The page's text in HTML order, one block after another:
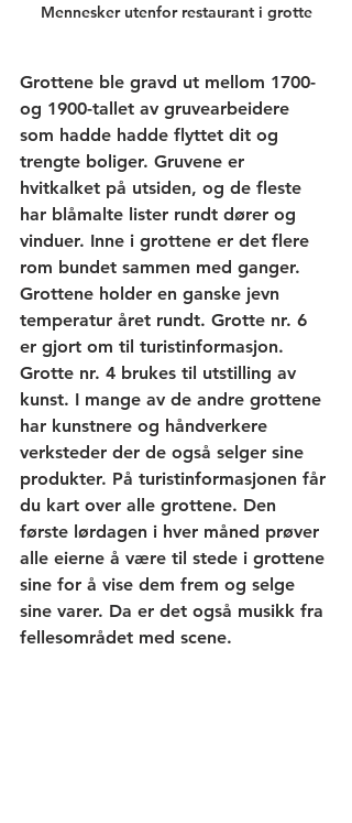
Mennesker utenfor restaurant i grotte
Grottene ble gravd ut mellom 1700-
og 1900-tallet av gruvearbeidere
som hadde hadde flyttet dit og
trengte boliger. Gruvene er
hvitkalket på utsiden, og de fleste
har blåmalte lister rundt dører og
vinduer. Inne i grottene er det flere
rom bundet sammen med ganger.
Grottene holder en ganske jevn
temperatur året rundt. Grotte nr. 6
er gjort om til turistinformasjon.
Grotte nr. 4 brukes til utstilling av
kunst. I mange av de andre grottene
har kunstnere og håndverkere
verksteder der de også selger sine
produkter. På turistinformasjonen får
du kart over alle grottene. Den
første lørdagen i hver måned prøver
alle eierne å være til stede i grottene
sine for å vise dem frem og selge
sine varer. Da er det også musikk fra
fellesområdet med scene.